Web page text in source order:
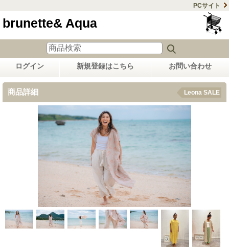
PCサイト
brunette& Aqua
ログイン 新規登録はこちら お問い合わせ
商品詳細 Leona SALE